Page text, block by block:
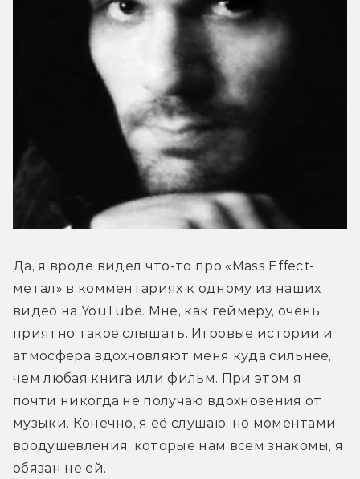
Да, я вроде видел что-то про «Mass Effect-
метал» в комментариях к одному из наших
видео на YouTube. Мне, как геймеру, очень
приятно такое слышать. Игровые истории и
атмосфера вдохновляют меня куда сильнее,
чем любая книга или фильм. При этом я
почти никогда не получаю вдохновения от
музыки. Конечно, я её слушаю, но моментами
воодушевления, которые нам всем знакомы, я
обязан не ей.